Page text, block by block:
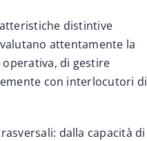
distintive
attentamente la
, di gestire
con interlocutori di
dalla capacità di